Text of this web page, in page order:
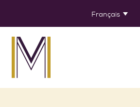
Français